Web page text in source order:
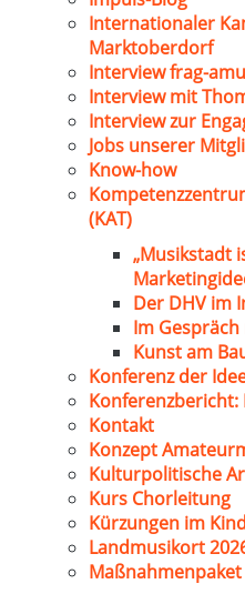
Internationaler
Marktoberdorf
Interview frag-
Interview mit
Interview zur
Jobs unserer
Know-how
(KAT)
„Musikstadt
Der DHV im
Im
Kunst am
Konferenz der
Kontakt
Konzept
Kulturpolitische
Kurs Chorleitung
Kürzungen im
Landmusikort